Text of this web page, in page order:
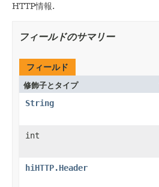
HTTP情報.
フィールドのサマリー
フィールド
修飾子とタイプ
String
int
hiHTTP.Header